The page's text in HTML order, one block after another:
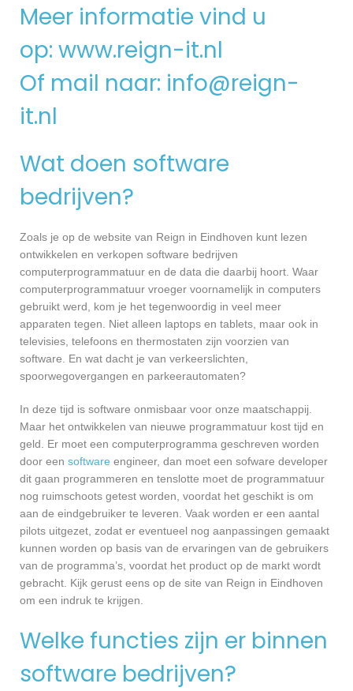
Meer informatie vind u
op: www.reign-it.nl
Of mail naar: info@reign-
it.nl
Wat doen software
bedrijven?
Zoals je op de website van Reign in Eindhoven kunt lezen
ontwikkelen en verkopen software bedrijven
computerprogrammatuur en de data die daarbij hoort. Waar
computerprogrammatuur vroeger voornamelijk in computers
gebruikt werd, kom je het tegenwoordig in veel meer
apparaten tegen. Niet alleen laptops en tablets, maar ook in
televisies, telefoons en thermostaten zijn voorzien van
software. En wat dacht je van verkeerslichten,
spoorwegovergangen en parkeerautomaten?
In deze tijd is software onmisbaar voor onze maatschappij.
Maar het ontwikkelen van nieuwe programmatuur kost tijd en
geld. Er moet een computerprogramma geschreven worden
door een software engineer, dan moet een sofware developer
dit gaan programmeren en tenslotte moet de programmatuur
nog ruimschoots getest worden, voordat het geschikt is om
aan de eindgebruiker te leveren. Vaak worden er een aantal
pilots uitgezet, zodat er eventueel nog aanpassingen gemaakt
kunnen worden op basis van de ervaringen van de gebruikers
van de programma’s, voordat het product op de markt wordt
gebracht. Kijk gerust eens op de site van Reign in Eindhoven
om een indruk te krijgen.
Welke functies zijn er binnen
software bedrijven?